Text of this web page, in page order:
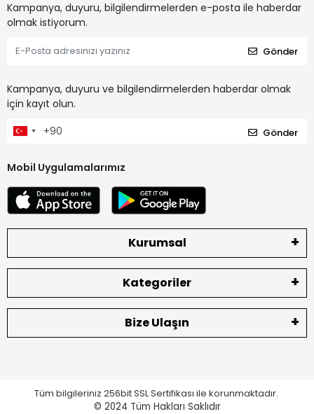
Kampanya, duyuru, bilgilendirmelerden e-posta ile haberdar
olmak istiyorum.
Gönder
Kampanya, duyuru ve bilgilendirmelerden haberdar olmak
için kayıt olun.
Gönder
Mobil Uygulamalarımız
Kurumsal
Kategoriler
Bize Ulaşın
Tüm bilgileriniz 256bit SSL Sertifikası ile korunmaktadır.
© 2024 Tüm Hakları Saklıdır